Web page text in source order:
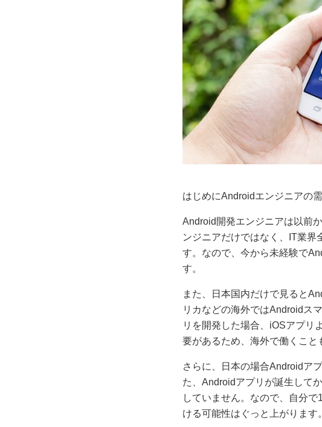
はじめにAndroidエンジニアの
Android開発エンジニアは以前
ンジニアだけではなく、IT業界
す。なので、今から未経験で
す。
また、日本国内だけで見ると
リカなどの海外ではAndroidス
リを開発した場合、iOSアプリ
要があるため、海外で働くこと
さらに、日本の場合Androidア
た、Androidアプリが誕生して
していません。なので、自分
ける可能性はぐっと上がります。